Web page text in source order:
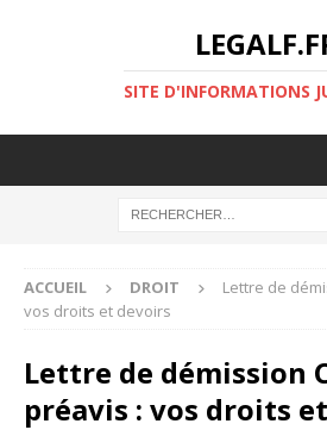
SITE D'INFORMATIONS
ACCUEIL DROIT
Lettre de
vos droits et devoirs
Lettre de démission
préavis : vos droits